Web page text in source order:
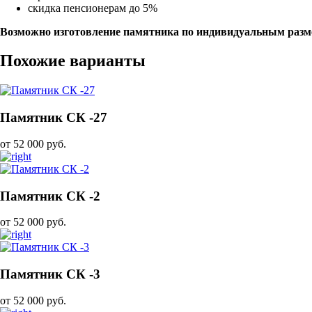
скидка пенсионерам до 5%
Возможно изготовление памятника по индивидуальным
Похожие варианты
Памятник СК -27
от 52 000 руб.
Памятник СК -2
от 52 000 руб.
Памятник СК -3
от 52 000 руб.